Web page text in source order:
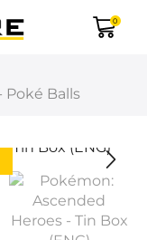
0
Poké Balls